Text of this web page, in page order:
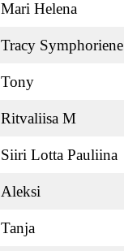
Mari Helena
Tracy Symphoriene
Tony
Ritvaliisa M
Siiri Lotta Pauliina
Aleksi
Tanja